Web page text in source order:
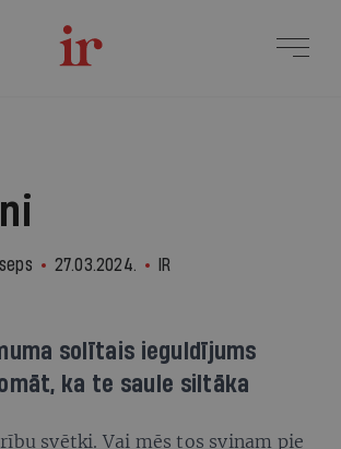
27.03.2024. IR
solītais ieguldījums
ka te saule siltāka
svētki. Vai mēs tos svinam pie